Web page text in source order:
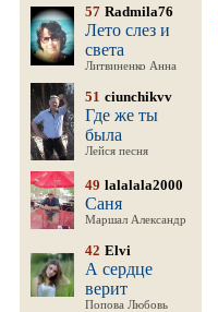
57 Radmila76
Лето слез и
света
Литвиненко Анна
51 ciunchikvv
Где же ты
была
Лейся песня
49 lalalala2000
Саня
Маршал Александр
42 Elvi
А сердце
верит
Попова Любовь